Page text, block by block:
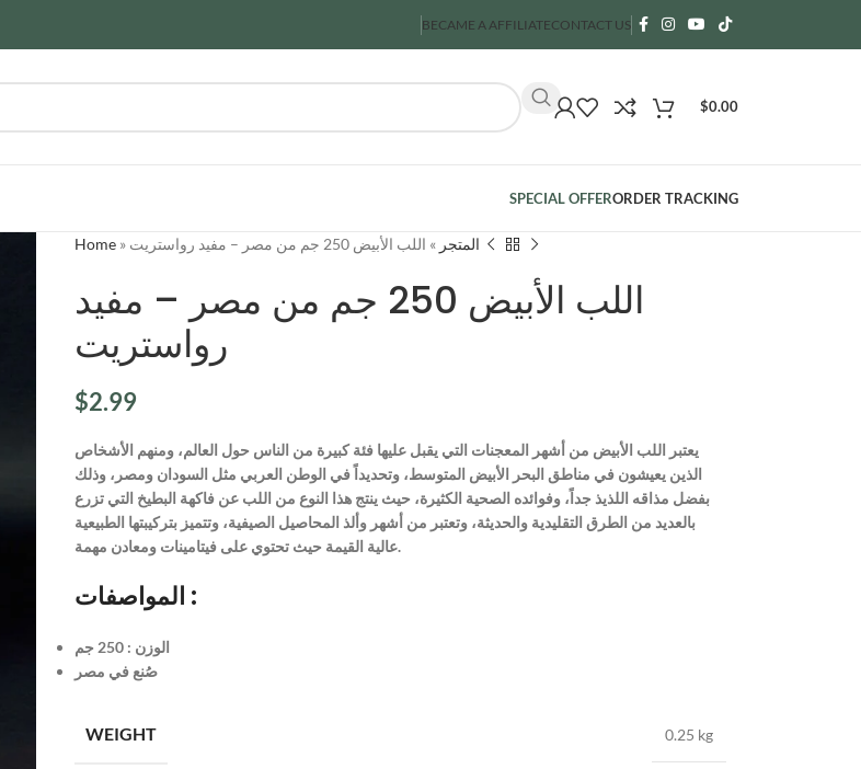
BECAME A AFFILIATECONTACT US
$0.00
SPECIAL OFFERORDER TRACKING
Home» المتجر » اللب الأبيض 250 جم من مصر – مفيد رواستريت
اللب الأبيض 250 جم من مصر – مفيد
رواستريت
$2.99
يعتبر اللب الأبيض من أشهر المعجنات التي يقبل عليها فئة كبيرة من الناس حول العالم، ومنهم الأشخاص
الذين يعيشون في مناطق البحر الأبيض المتوسط، وتحديداً في الوطن العربي مثل السودان ومصر، وذلك
بفضل مذاقه اللذيذ جداً، وفوائده الصحية الكثيرة، حيث ينتج هذا النوع من اللب عن فاكهة البطيخ التي تزرع
بالعديد من الطرق التقليدية والحديثة، وتعتبر من أشهر وألذ المحاصيل الصيفية، وتتميز بتركيبتها الطبيعية
عالية القيمة حيث تحتوي على فيتامينات ومعادن مهمة.
المواصفات :
الوزن : 250 جم
صُنع في مصر
WEIGHT 0.25 kg